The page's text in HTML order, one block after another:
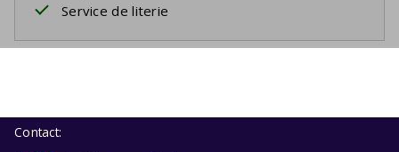
Service de literie
Contact: